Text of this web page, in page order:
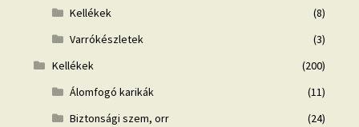
Kellékek
(8)
Varrókészletek
(3)
Kellékek
(200)
Álomfogó karikák
(11)
Biztonsági szem, orr
(24)